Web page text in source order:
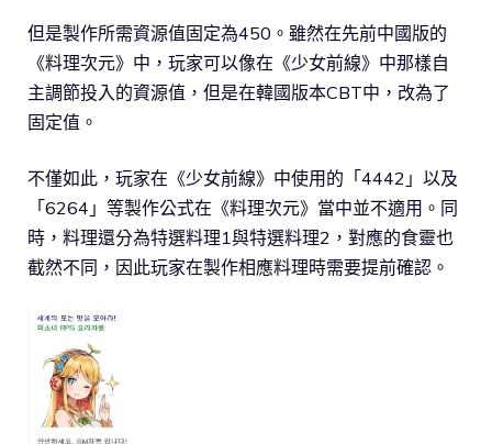
但是製作所需資源值固定為450。雖然在先前中國版的
《料理次元》中，玩家可以像在《少女前線》中那樣自
主調節投入的資源值，但是在韓國版本CBT中，改為了
固定值。
不僅如此，玩家在《少女前線》中使用的「4442」以及
「6264」等製作公式在《料理次元》當中並不適用。同
時，料理還分為特選料理1與特選料理2，對應的食靈也
截然不同，因此玩家在製作相應料理時需要提前確認。